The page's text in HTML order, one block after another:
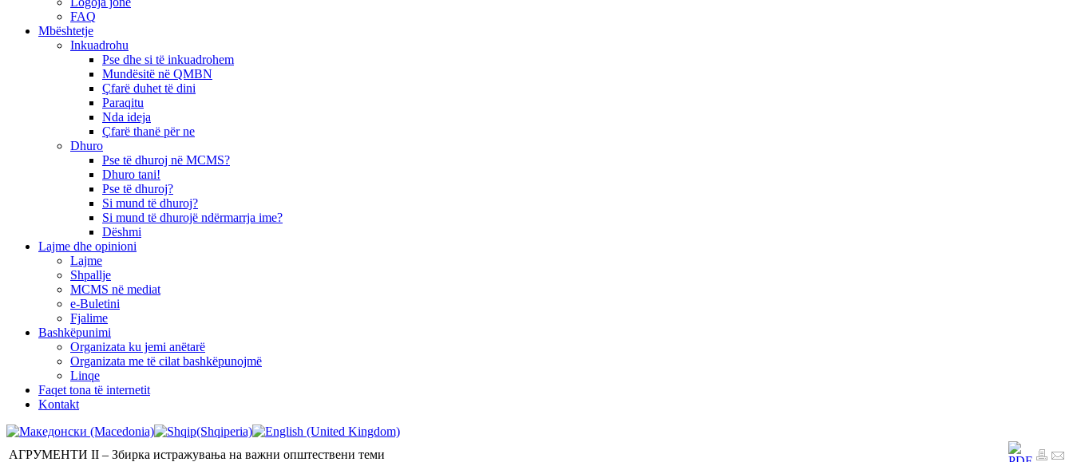
FAQ
Mbështetje
Inkuadrohu
Pse dhe si të inkuadrohem
Mundësitë në QMBN
Çfarë duhet të dini
Paraqitu
Nda ideja
Çfarë thanë për ne
Dhuro
Pse të dhuroj në MCMS?
Dhuro tani!
Pse të dhuroj?
Si mund të dhuroj?
Si mund të dhurojë ndërmarrja ime?
Dëshmi
Lajme dhe opinioni
Lajme
Shpallje
MCMS në mediat
e-Buletini
Fjalime
Bashkëpunimi
Organizata ku jemi anëtarë
Organizata me të cilat bashkëpunojmë
Linqe
Faqet tona të internetit
Kontakt
АГРУМЕНТИ II – Збирка истражувања на важни општествени теми